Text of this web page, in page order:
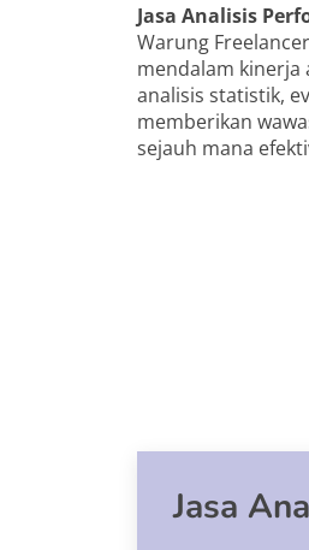
Jasa Analisis
Warung
mendalam kinerja
analisis statistik,
memberikan
sejauh mana
Jasa